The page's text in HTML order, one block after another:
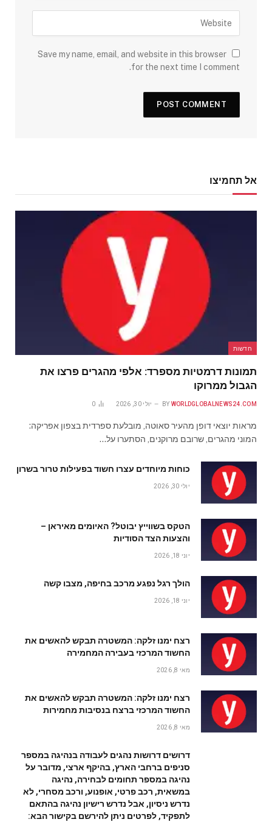
Save my name, email, and website in this browser
for the next time I comment.
אל תחמיצו
חדשות
תמונות דרמטיות מספרד: אלפי מהגרים פרצו את
הגבול ממרוקו
BY WORLDGLOBALNEWS24.COM יולי 30, 2026 0
מראות יוצאי דופן מהעיר סאוטה, מובלעת ספרדית בצפון אפריקה:
המוני מהגרים, שרובם מרוקנים, הסתערו על…
כוחות מיוחדים עצרו חשוד בפעילות טרור בשרון
יולי 30, 2026
הטקס בשווייץ יבוטל? האיומים מאיראן –
והצעות הצד הסודיות
יוני 18, 2026
הולך רגל נפגע מרכב בחיפה, מצבו קשה
יוני 18, 2026
רצח ימנו זלקה: המשטרה תבקש להאשים את
החשוד המרכזי בעבירה המחמירה
מאי 8, 2026
רצח ימנו זלקה: המשטרה תבקש להאשים את
החשוד המרכזי ברצח בנסיבות מחמירות
מאי 8, 2026
דרושים דרושות נהגים לעבודה בנהיגה במספר
סניפים ברחבי הארץ, בהיקף ארצי, מדובר על
נהיגה במספר תחומים לבחירה, נהיגה
במשאית, רכב פרטי, אופנוע, ורכב מסחרי, לא
נדרש ניסיון, אבל נדרש רישיון נהיגה בהתאם
לתפקיד, לפרטים ניתן להירשם בקישור הבא: